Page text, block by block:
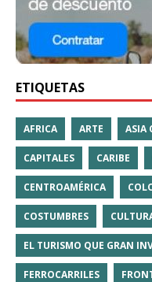
ETIQUETAS
AFRICA ARTE ASIA
CAPITALES CARIBE
CENTROAMÉRICA
COSTUMBRES
EL TURISMO QUE GRAN
FERROCARRILES